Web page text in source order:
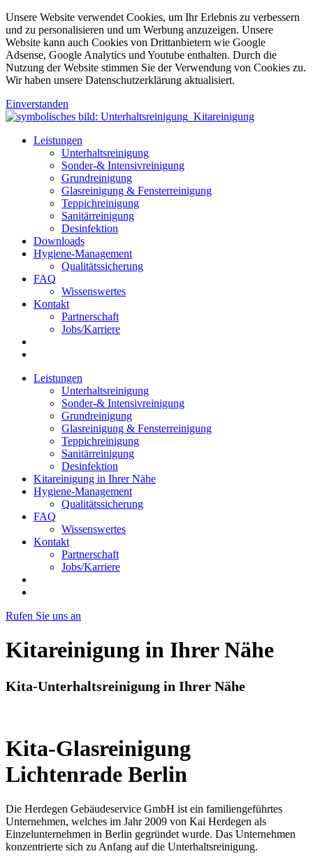
Unsere Website verwendet Cookies, um Ihr Erlebnis zu verbessern
und zu personalisieren und um Werbung anzuzeigen. Unsere
Website kann auch Cookies von Drittanbietern wie Google
Adsense, Google Analytics und Youtube enthalten. Durch die
Nutzung der Website stimmen Sie der Verwendung von Cookies zu.
Wir haben unsere Datenschutzerklärung aktualisiert.
Einverstanden
Leistungen
Unterhaltsreinigung
Sonder-& Intensivreinigung
Grundreinigung
Glasreinigung & Fensterreinigung
Teppichreinigung
Sanitärreinigung
Desinfektion
Downloads
Hygiene-Management
Qualitätssicherung
FAQ
Wissenswertes
Kontakt
Partnerschaft
Jobs/Karriere
Leistungen
Unterhaltsreinigung
Sonder-& Intensivreinigung
Grundreinigung
Glasreinigung & Fensterreinigung
Teppichreinigung
Sanitärreinigung
Desinfektion
Kitareinigung in Ihrer Nähe
Hygiene-Management
Qualitätssicherung
FAQ
Wissenswertes
Kontakt
Partnerschaft
Jobs/Karriere
Rufen Sie uns an
Kitareinigung in Ihrer Nähe
Kita-Unterhaltsreinigung in Ihrer Nähe
Kita-Glasreinigung
Lichtenrade Berlin
Die Herdegen Gebäudeservice GmbH ist ein familiengeführtes
Unternehmen, welches im Jahr 2009 von Kai Herdegen als
Einzelunternehmen in Berlin gegründet wurde. Das Unternehmen
konzentrierte sich zu Anfang auf die Unterhaltsreinigung.